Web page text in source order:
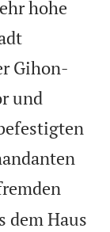
hohe
Gihon-
und
dem Haus